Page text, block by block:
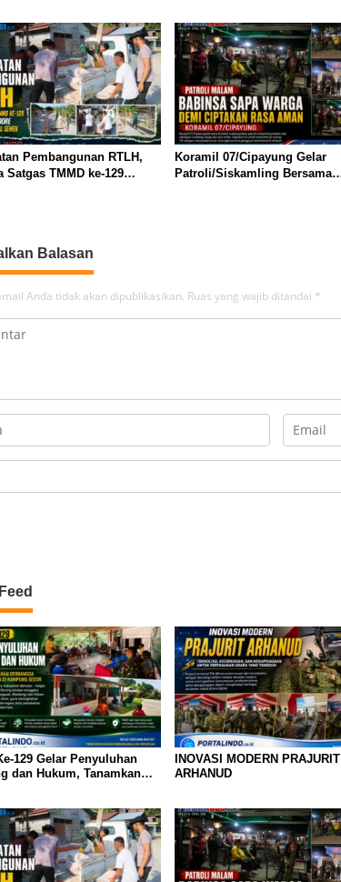
Kampung Sesor
Pembangunan RTLH,
Satgas TMMD ke-129
Koramil 07/Cipayung Gelar
Patroli/Siskamling Bersama
Balasan
Anda tidak akan dipublikasikan. Ruas yang wajib ditandai *
129 Gelar Penyuluhan
dan Hukum, Tanamkan
INOVASI MODERN PRAJURIT
ARHANUD